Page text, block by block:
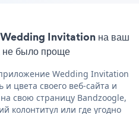
Wedding Invitation на ваш
было проще
Wedding Invitation
цвета своего веб-сайта и
свою страницу Bandzoogle,
колонтитул или где угодно